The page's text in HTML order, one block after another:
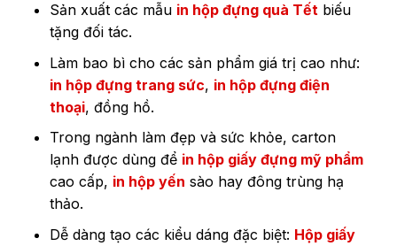
Sản xuất các mẫu in hộp đựng quà Tếtbiếu
tặng đối tác.
Làm bao bì cho các sản phẩm giá trị cao như:
in hộp đựng trang sức, in hộp đựng điện
thoại, đồng hồ.
Trong ngành làm đẹp và sức khỏe, carton
lạnh được dùng để in hộp giấy đựng mỹ phẩm
cao cấp, in hộp yến sào hay đông trùng hạ
thảo.
Dễ dàng tạo các kiểu dáng đặc biệt: Hộp giấy